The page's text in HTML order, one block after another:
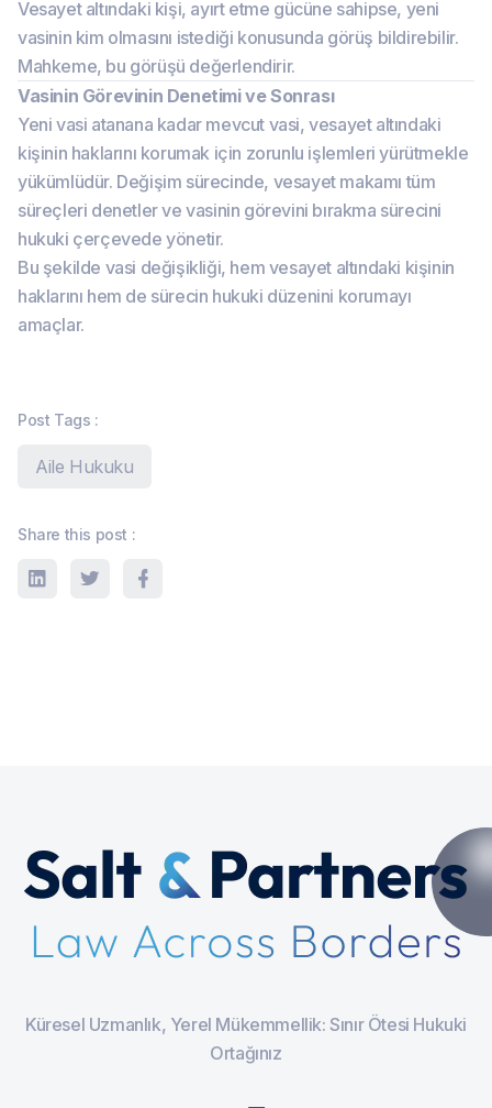
Vesayet altındaki kişi, ayırt etme gücüne sahipse, yeni
vasinin kim olmasını istediği konusunda görüş bildirebilir.
Mahkeme, bu görüşü değerlendirir.
Vasinin Görevinin Denetimi ve Sonrası
Yeni vasi atanana kadar mevcut vasi, vesayet altındaki
kişinin haklarını korumak için zorunlu işlemleri yürütmekle
yükümlüdür. Değişim sürecinde, vesayet makamı tüm
süreçleri denetler ve vasinin görevini bırakma sürecini
hukuki çerçevede yönetir.
Bu şekilde vasi değişikliği, hem vesayet altındaki kişinin
haklarını hem de sürecin hukuki düzenini korumayı
amaçlar.
Post Tags :
Aile Hukuku
Share this post :
Küresel Uzmanlık, Yerel Mükemmellik: Sınır Ötesi Hukuki
Ortağınız